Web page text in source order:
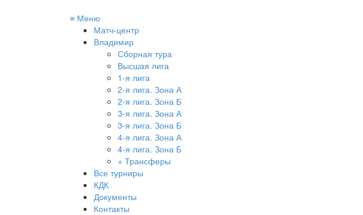
≡ Меню
Матч-центр
Владимир
Сборная тура
Высшая лига
1-я лига
2-я лига. Зона А
2-я лига. Зона Б
3-я лига. Зона А
3-я лига. Зона Б
4-я лига. Зона А
4-я лига. Зона Б
+ Трансферы
Все турниры
КДК
Документы
Контакты